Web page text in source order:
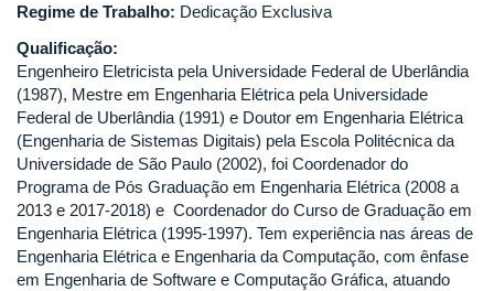
Regime de Trabalho: Dedicação Exclusiva
Qualificação:
Engenheiro Eletricista pela Universidade Federal de Uberlândia
(1987), Mestre em Engenharia Elétrica pela Universidade
Federal de Uberlândia (1991) e Doutor em Engenharia Elétrica
(Engenharia de Sistemas Digitais) pela Escola Politécnica da
Universidade de São Paulo (2002), foi Coordenador do
Programa de Pós Graduação em Engenharia Elétrica (2008 a
2013 e 2017-2018) e Coordenador do Curso de Graduação em
Engenharia Elétrica (1995-1997). Tem experiência nas áreas de
Engenharia Elétrica e Engenharia da Computação, com ênfase
em Engenharia de Software e Computação Gráfica, atuando